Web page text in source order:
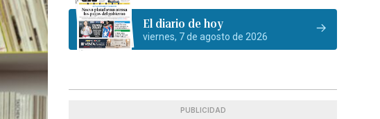
El diario de hoy
viernes, 7 de agosto de 2026
PUBLICIDAD